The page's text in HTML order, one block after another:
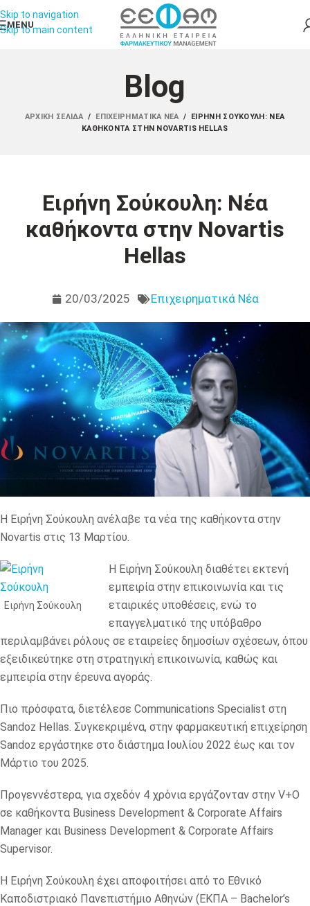
Skip to navigation
Skip to main content
MENU
Blog
ΑΡΧΙΚΉ ΣΕΛΊΔΑ / ΕΠΙΧΕΙΡΗΜΑΤΙΚΆ ΝΈΑ /
ΕΙΡΉΝΗ ΣΟΎΚΟΥΛΗ: ΝΈΑ
ΚΑΘΉΚΟΝΤΑ ΣΤΗΝ NOVARTIS HELLAS
Ειρήνη Σούκουλη: Νέα
καθήκοντα στην Novartis
Hellas
20/03/2025 Επιχειρηματικά Νέα
Η Ειρήνη Σούκουλη ανέλαβε τα νέα της καθήκοντα στην
Novartis στις 13 Μαρτίου.
Ειρήνη Σούκουλη
Η Ειρήνη Σούκουλη διαθέτει εκτενή
εμπειρία στην επικοινωνία και τις
εταιρικές υποθέσεις, ενώ το
επαγγελματικό της υπόβαθρο
περιλαμβάνει ρόλους σε εταιρείες δημοσίων σχέσεων, όπου
εξειδικεύτηκε στη στρατηγική επικοινωνία, καθώς και
εμπειρία στην έρευνα αγοράς.
Πιο πρόσφατα, διετέλεσε Communications Specialist στη
Sandoz Hellas. Συγκεκριμένα, στην φαρμακευτική επιχείρηση
Sandoz εργάστηκε στο διάστημα Ιουλίου 2022 έως και τον
Μάρτιο του 2025.
Προγεννέστερα, για σχεδόν 4 χρόνια εργάζονταν στην V+O
σε καθήκοντα Business Development & Corporate Affairs
Manager και Business Development & Corporate Affairs
Supervisor.
H Ειρήνη Σούκουλη έχει αποφοιτήσει από το Εθνικό
Καποδιστριακό Πανεπιστήμιο Αθηνών (ΕΚΠΑ – Bachelor’s